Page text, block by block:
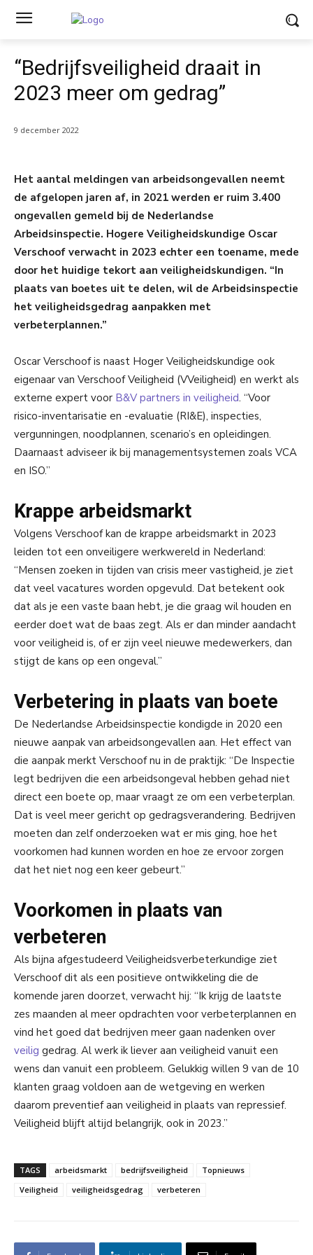
“Bedrijfsveiligheid draait in
2023 meer om gedrag”
9 december 2022
Het aantal meldingen van arbeidsongevallen neemt
de afgelopen jaren af, in 2021 werden er ruim 3.400
ongevallen gemeld bij de Nederlandse
Arbeidsinspectie. Hogere Veiligheidskundige Oscar
Verschoof verwacht in 2023 echter een toename, mede
door het huidige tekort aan veiligheidskundigen. “In
plaats van boetes uit te delen, wil de Arbeidsinspectie
het veiligheidsgedrag aanpakken met
verbeterplannen.”
Oscar Verschoof is naast Hoger Veiligheidskundige ook
eigenaar van Verschoof Veiligheid (VVeiligheid) en werkt als
externe expert voor B&V partners in veiligheid. “Voor
risico-inventarisatie en -evaluatie (RI&E), inspecties,
vergunningen, noodplannen, scenario’s en opleidingen.
Daarnaast adviseer ik bij managementsystemen zoals VCA
en ISO.”
Krappe arbeidsmarkt
Volgens Verschoof kan de krappe arbeidsmarkt in 2023
leiden tot een onveiligere werkwereld in Nederland:
“Mensen zoeken in tijden van crisis meer vastigheid, je ziet
dat veel vacatures worden opgevuld. Dat betekent ook
dat als je een vaste baan hebt, je die graag wil houden en
eerder doet wat de baas zegt. Als er dan minder aandacht
voor veiligheid is, of er zijn veel nieuwe medewerkers, dan
stijgt de kans op een ongeval.”
Verbetering in plaats van boete
De Nederlandse Arbeidsinspectie kondigde in 2020 een
nieuwe aanpak van arbeidsongevallen aan. Het effect van
die aanpak merkt Verschoof nu in de praktijk: “De Inspectie
legt bedrijven die een arbeidsongeval hebben gehad niet
direct een boete op, maar vraagt ze om een verbeterplan.
Dat is veel meer gericht op gedragsverandering. Bedrijven
moeten dan zelf onderzoeken wat er mis ging, hoe het
voorkomen had kunnen worden en hoe ze ervoor zorgen
dat het niet nog een keer gebeurt.”
Voorkomen in plaats van
verbeteren
Als bijna afgestudeerd Veiligheidsverbeterkundige ziet
Verschoof dit als een positieve ontwikkeling die de
komende jaren doorzet, verwacht hij: “Ik krijg de laatste
zes maanden al meer opdrachten voor verbeterplannen en
vind het goed dat bedrijven meer gaan nadenken over
veilig gedrag. Al werk ik liever aan veiligheid vanuit een
wens dan vanuit een probleem. Gelukkig willen 9 van de 10
klanten graag voldoen aan de wetgeving en werken
daarom preventief aan veiligheid in plaats van repressief.
Veiligheid blijft altijd belangrijk, ook in 2023.”
TAGS arbeidsmarkt bedrijfsveiligheid
Topnieuws
Veiligheid
veiligheidsgedrag verbeteren